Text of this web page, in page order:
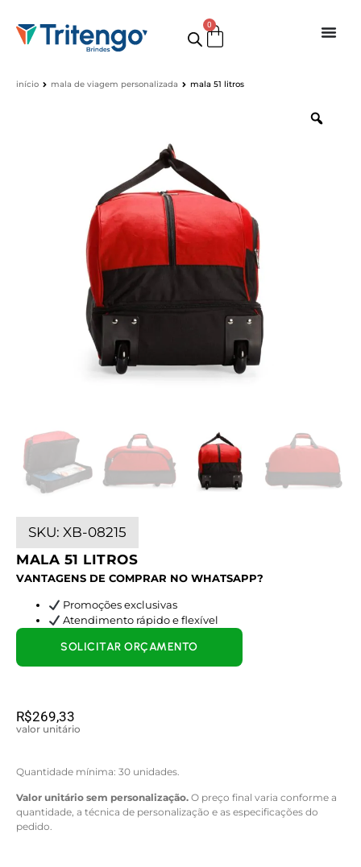
0
início mala de viagem personalizada mala 51 litros
SKU: XB-08215
MALA 51 LITROS
VANTAGENS DE COMPRAR NO WHATSAPP?
Promoções exclusivas
Atendimento rápido e flexível
R$269,33
valor unitário
Quantidade mínima: 30 unidades.
Valor unitário sem personalização. O preço final varia conforme a
quantidade, a técnica de personalização e as especificações do
pedido.
SOLICITAR ORÇAMENTO